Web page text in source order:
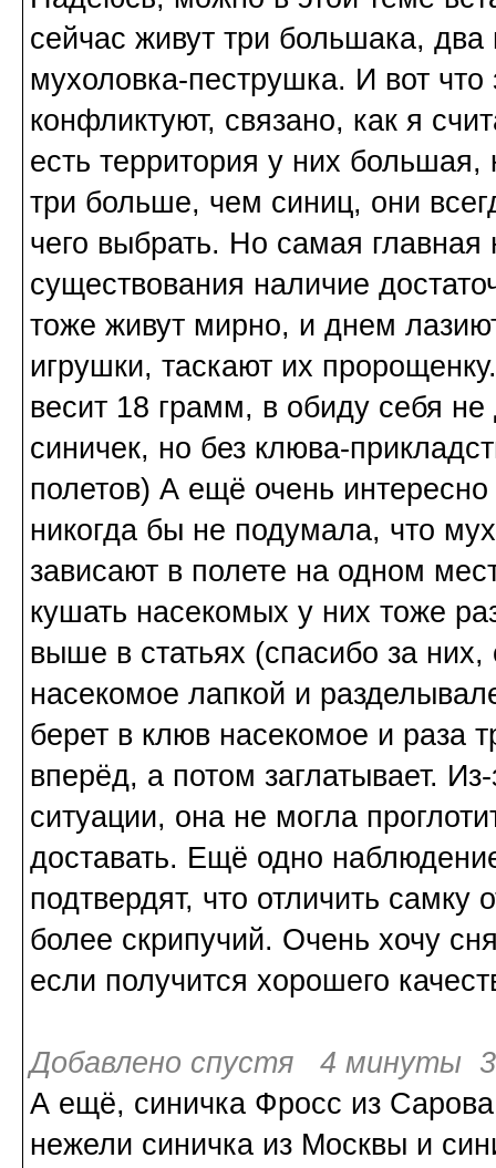
сейчас живут три большака,
мухоловка-пеструшка. И вот
конфликтуют, связано, как я
есть территория у них большая,
три больше, чем синиц, они
чего выбрать. Но самая
существования наличие
тоже живут мирно, и днем
игрушки, таскают их
весит 18 грамм, в обиду себя не
синичек, но без клюва-
полетов) А ещё очень
никогда бы не подумала, что
зависают в полете на одном
кушать насекомых у них тоже
выше в статьях (спасибо за
насекомое лапкой и
берет в клюв насекомое и раза
вперёд, а потом заглатывает.
ситуации, она не могла
доставать. Ещё одно
подтвердят, что отличить
более скрипучий. Очень хочу
если получится хорошего
Добавлено спустя 4 минуты
А ещё, синичка Фросс из
нежели синичка из Москвы и